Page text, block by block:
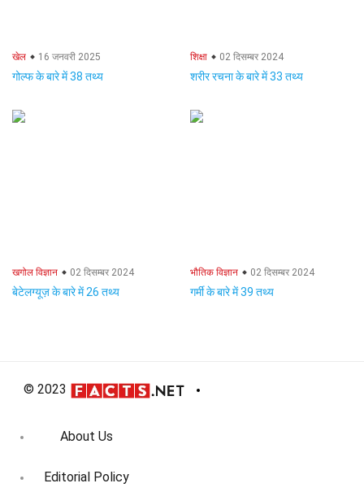
खेल 16 जनवरी 2025
गोल्फ के बारे में 38 तथ्य
शिक्षा 02 दिसम्बर 2024
शरीर रचना के बारे में 33 तथ्य
खगोल विज्ञान 02 दिसम्बर 2024
बेटेलग्यूज़ के बारे में 26 तथ्य
भौतिक विज्ञान 02 दिसम्बर 2024
गर्मी के बारे में 39 तथ्य
© 2023
About Us
Editorial Policy